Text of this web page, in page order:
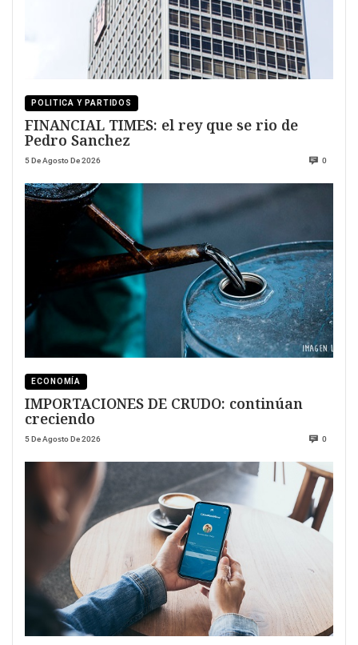
POLITICA Y PARTIDOS
FINANCIAL TIMES: el rey que se rio de
Pedro Sanchez
5 De Agosto De 2026 0
ECONOMÍA
IMPORTACIONES DE CRUDO: continúan
creciendo
5 De Agosto De 2026 0